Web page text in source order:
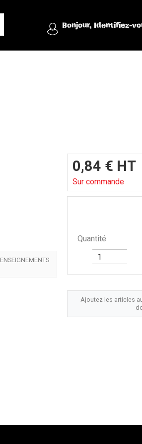
Bonjour, Identifiez-
Ajoutez les articles
0,84 € HT
Sur commande
Quantité